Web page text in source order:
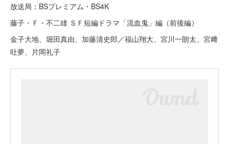
放送局：BSプレミアム・BS4K
藤子・Ｆ・不二雄 ＳＦ短編ドラマ「流血鬼」編（前後編）
金子大地、堀田真由、加藤清史郎／福山翔大、宮川一朗太、宮﨑
吐夢、片岡礼子